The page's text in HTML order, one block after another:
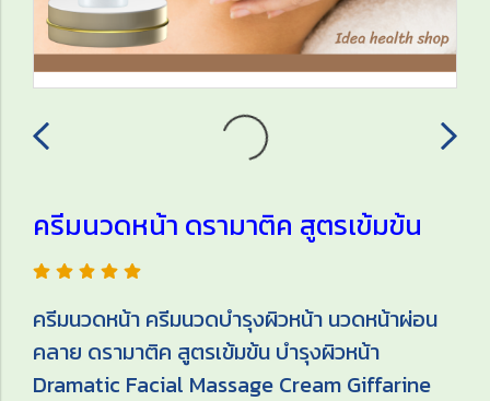
ครีมนวดหน้า ดรามาติค สูตรเข้มข้น
ครีมนวดหน้า ครีมนวดบำรุงผิวหน้า นวดหน้าผ่อน
คลาย ดรามาติค สูตรเข้มข้น บำรุงผิวหน้า
Dramatic Facial Massage Cream Giffarine